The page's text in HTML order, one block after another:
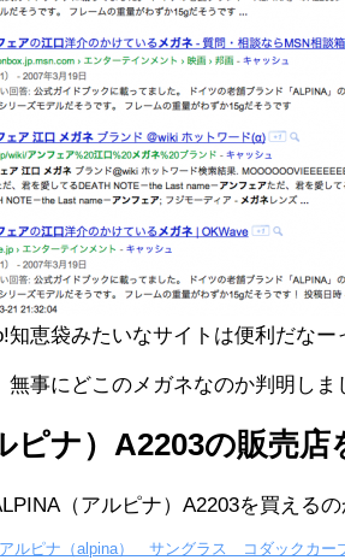
知恵袋みたいなサイトは便利だなー
事にどこのメガネなのか判明しま
ピナ）A2203の販売店
（アルピナ）A2203を買える
アルピナ（alpina） サングラス コダックカー